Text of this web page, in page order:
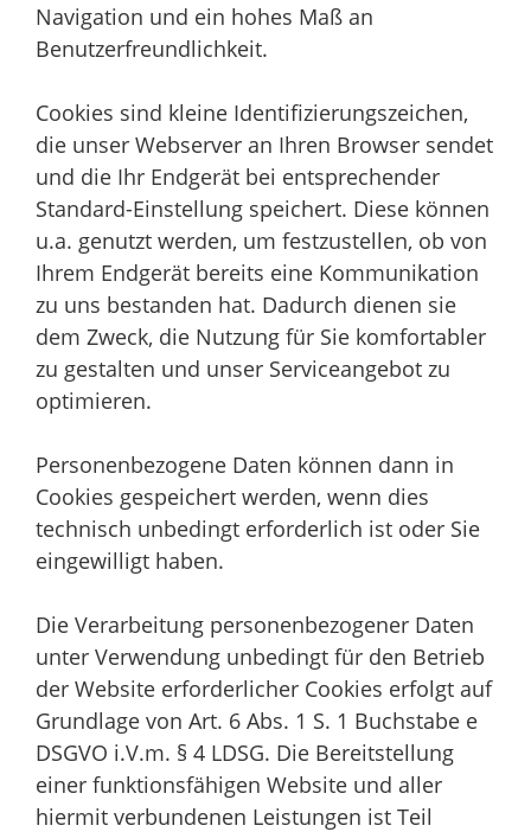
Navigation und ein hohes Maß an
Benutzerfreundlichkeit.
Cookies sind kleine Identifizierungszeichen,
die unser Webserver an Ihren Browser sendet
und die Ihr Endgerät bei entsprechender
Standard-Einstellung speichert. Diese können
u.a. genutzt werden, um festzustellen, ob von
Ihrem Endgerät bereits eine Kommunikation
zu uns bestanden hat. Dadurch dienen sie
dem Zweck, die Nutzung für Sie komfortabler
zu gestalten und unser Serviceangebot zu
optimieren.
Personenbezogene Daten können dann in
Cookies gespeichert werden, wenn dies
technisch unbedingt erforderlich ist oder Sie
eingewilligt haben.
Die Verarbeitung personenbezogener Daten
unter Verwendung unbedingt für den Betrieb
der Website erforderlicher Cookies erfolgt auf
Grundlage von Art. 6 Abs. 1 S. 1 Buchstabe e
DSGVO i.V.m. § 4 LDSG. Die Bereitstellung
einer funktionsfähigen Website und aller
hiermit verbundenen Leistungen ist Teil